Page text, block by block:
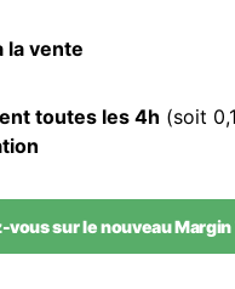
la vente
toutes les 4h (soit
vous sur le nouveau